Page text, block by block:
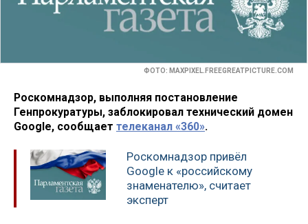
ФОТО: MAXPIXEL.FREEGREATPICTURE.COM
Роскомнадзор, выполняя постановление
Генпрокуратуры, заблокировал технический домен
Google, сообщает телеканал «360».
Роскомнадзор привёл
Google к «российскому
знаменателю», считает
эксперт